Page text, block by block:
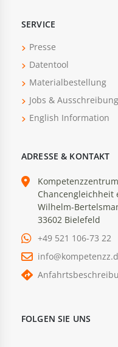
SERVICE
Presse
Datentool
Materialbestellung
Jobs &
English Information
ADRESSE & KONTAKT
Chancengleichheit
Wilhelm-
33602 Bielefeld
+49 521 106-73 22
FOLGEN SIE UNS